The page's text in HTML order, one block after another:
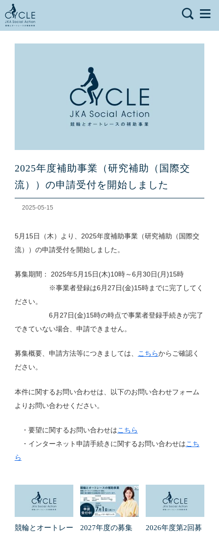
2025年度補助事業（研究補助（国際交
流））の申請受付を開始しました
2025-05-15
5月15日（木）より、2025年度補助事業（研究補助（国際交
流））の申請受付を開始しました。
募集期間： 2025年5月15日(木)10時～6月30日(月)15時
※事業者登録は6月27日(金)15時までに完了してく
ださい。
6月27日(金)15時の時点で事業者登録手続きが完了
できていない場合、申請できません。
募集概要、申請方法等につきましては、 こちらからご確認く
ださい。
本件に関するお問い合わせは、以下のお問い合わせフォーム
よりお問い合わせください。
・要望に関するお問い合わせはこちら
・インターネット申請手続きに関するお問い合わせはこち
ら
競輪とオートレー
2027年度の募集
2026年度第2回募